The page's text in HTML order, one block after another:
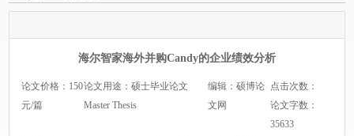
海尔智家海外并购Candy的企业绩效分析
论文价格：150
元/篇
论文用途：硕士毕业论文
Master Thesis
编辑：硕博论
文网
点击次数：
论文字数：
35633